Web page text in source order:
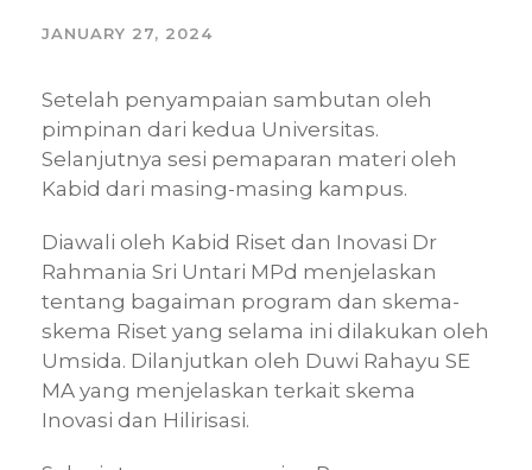
JANUARY 27, 2024
Setelah penyampaian sambutan oleh
pimpinan dari kedua Universitas.
Selanjutnya sesi pemaparan materi oleh
Kabid dari masing-masing kampus.
Diawali oleh Kabid Riset dan Inovasi Dr
Rahmania Sri Untari MPd menjelaskan
tentang bagaiman program dan skema-
skema Riset yang selama ini dilakukan oleh
Umsida. Dilanjutkan oleh Duwi Rahayu SE
MA yang menjelaskan terkait skema
Inovasi dan Hilirisasi.